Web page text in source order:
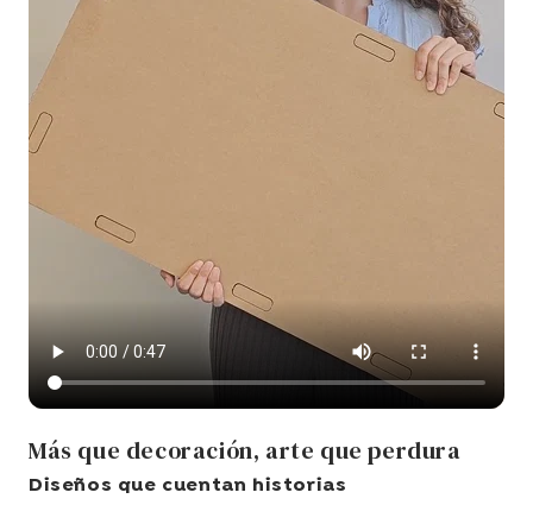
Más que decoración, arte que perdura
Diseños que cuentan historias